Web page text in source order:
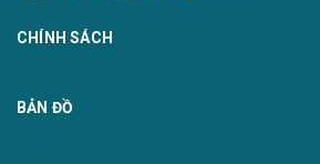
CHÍNH SÁCH
BẢN ĐỒ